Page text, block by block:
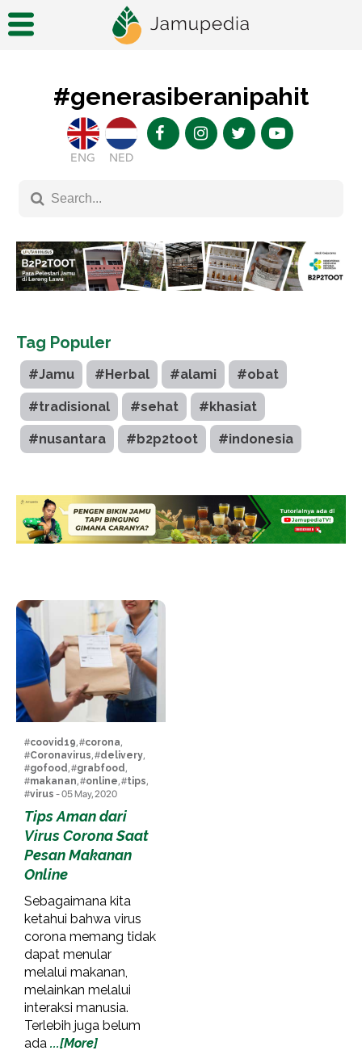
#generasiberanipahit
ENG NED
Tag Populer
#Jamu #Herbal #alami #obat
#tradisional #sehat #khasiat
#nusantara #b2p2toot #indonesia
#coovid19, #corona,
#Coronavirus, #delivery,
#gofood, #grabfood,
#makanan, #online, #tips,
#virus - 05 May, 2020
Tips Aman dari
Virus Corona Saat
Pesan Makanan
Online
Sebagaimana kita
ketahui bahwa virus
corona memang tidak
dapat menular
melalui makanan,
melainkan melalui
interaksi manusia.
Terlebih juga belum
ada ...[More]